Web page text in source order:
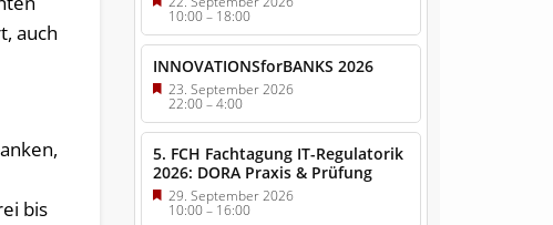
auch
bis
10:00– 18:00
INNOVATIONSforBANKS 2026
23. September 2026
22:00–4:00
5. FCH Fachtagung IT-Regulatorik
2026: DORA Praxis & Prüfung
29. September 2026
10:00– 16:00